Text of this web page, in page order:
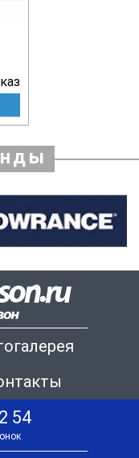
54